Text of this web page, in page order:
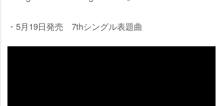
・5月19日発売 7thシングル表題曲